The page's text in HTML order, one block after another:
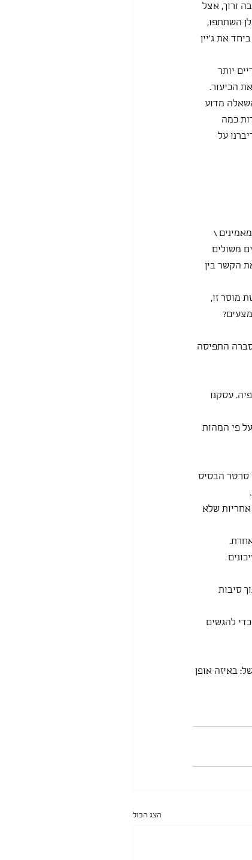
ורוך, אצל
השתתפו,
את ג'יין
יותר
הכיעור.
מדוע
כמה
על
\
משולים
הקשר בין
מוסר זו,
התפיסה
עסקנו
פי המהות
סרטר הבסיס
אחריות שלא
סיבות
להגשים
באיזה אופן
הצג הכול